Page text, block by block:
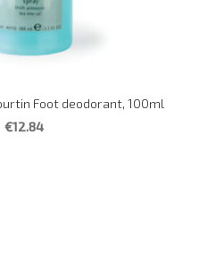
Foot deodorant, 100ml
€12.84